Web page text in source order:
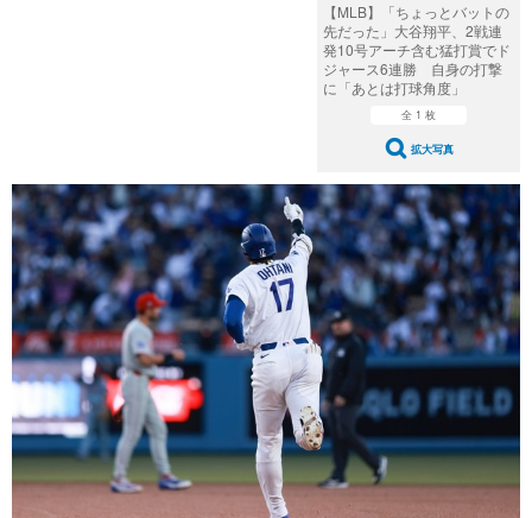
【MLB】「ちょっとバットの
先だった」大谷翔平、2戦連
発10号アーチ含む猛打賞でド
ジャース6連勝 自身の打撃
に「あとは打球角度」
全 1 枚
拡大写真